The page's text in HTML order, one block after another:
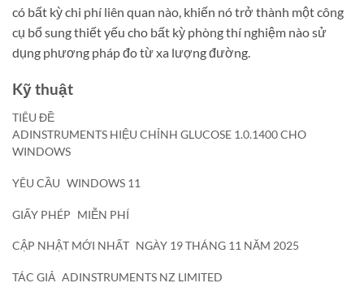
có bất kỳ chi phí liên quan nào, khiến nó trở thành một công
cụ bổ sung thiết yếu cho bất kỳ phòng thí nghiệm nào sử
dụng phương pháp đo từ xa lượng đường.
Kỹ thuật
TIÊU ĐỀ
ADINSTRUMENTS HIỆU CHỈNH GLUCOSE 1.0.1400 CHO
WINDOWS
YÊU CẦU WINDOWS 11
GIẤY PHÉP MIỄN PHÍ
CẬP NHẬT MỚI NHẤT NGÀY 19 THÁNG 11 NĂM 2025
TÁC GIẢ ADINSTRUMENTS NZ LIMITED